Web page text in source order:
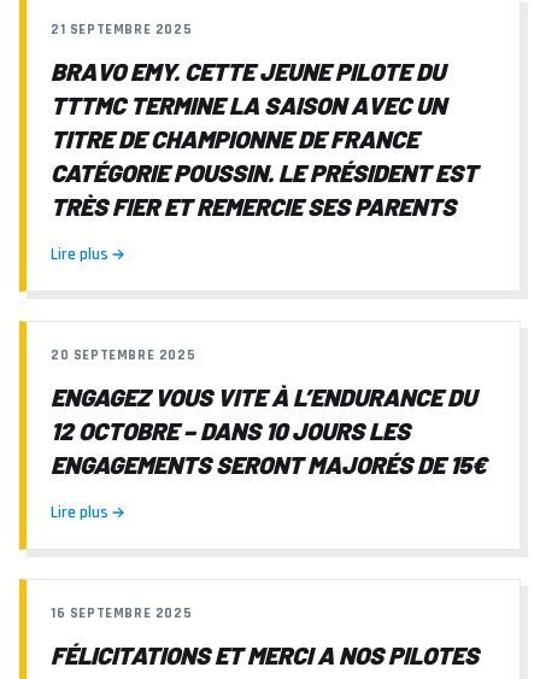
21 SEPTEMBRE 2025
BRAVO EMY. CETTE JEUNE PILOTE DU
TTTMC TERMINE LA SAISON AVEC UN
TITRE DE CHAMPIONNE DE FRANCE
CATÉGORIE POUSSIN. LE PRÉSIDENT EST
TRÈS FIER ET REMERCIE SES PARENTS
Lire plus
20 SEPTEMBRE 2025
ENGAGEZ VOUS VITE À L’ENDURANCE DU
12 OCTOBRE – DANS 10 JOURS LES
ENGAGEMENTS SERONT MAJORÉS DE 15€
Lire plus
16 SEPTEMBRE 2025
FÉLICITATIONS ET MERCI A NOS PILOTES